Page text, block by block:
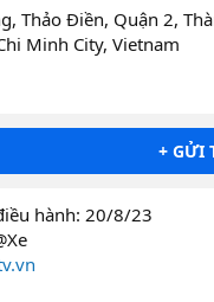
Thảo Điền, Quận 2,
Minh City, Vietnam
+ GỬI
hành: 20/8/23